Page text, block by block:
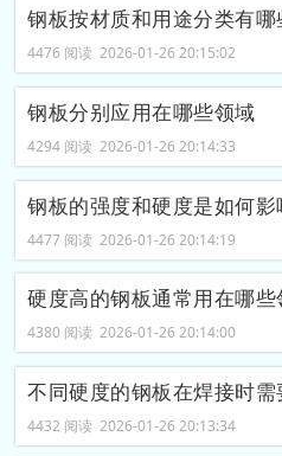
钢板按材质和用途分类有哪
4476 阅读 2026-01-26 20:15:02
钢板分别应用在哪些领域
4294 阅读 2026-01-26 20:14:33
钢板的强度和硬度是如何影
4477 阅读 2026-01-26 20:14:19
硬度高的钢板通常用在哪些
4380 阅读 2026-01-26 20:14:00
不同硬度的钢板在焊接时需
4432 阅读 2026-01-26 20:13:34